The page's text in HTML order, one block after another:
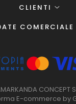
CLIENTI
COMERCIALE
CONCEPT
E-commerce by